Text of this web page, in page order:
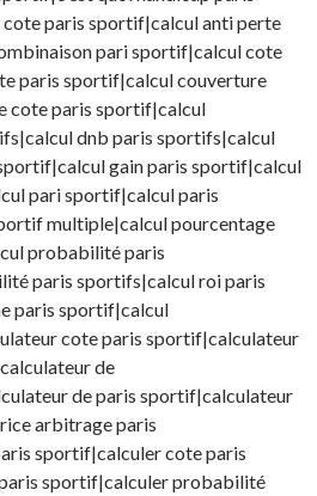
cote paris sportif|calcul anti perte
pari sportif|calcul cote
paris sportif|calcul couverture
cote paris sportif|calcul
dnb paris sportifs|calcul
gain paris sportif|calcul
pari sportif|calcul paris
multiple|calcul pourcentage
probabilité paris
paris sportifs|calcul roi paris
paris sportif|calcul
cote paris sportif|calculateur
de
de paris sportif|calculateur
arbitrage paris
sportif|calculer cote paris
sportif|calculer probabilité